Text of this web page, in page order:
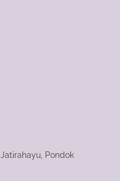
Pondok